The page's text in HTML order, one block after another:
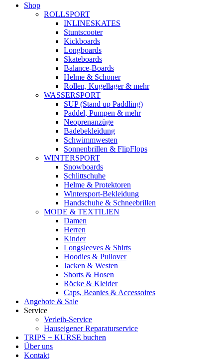
Shop
ROLLSPORT
INLINESKATES
Stuntscooter
Kickboards
Longboards
Skateboards
Balance-Boards
Helme & Schoner
Rollen, Kugellager & mehr
WASSERSPORT
SUP (Stand up Paddling)
Paddel, Pumpen & mehr
Neoprenanzüge
Badebekleidung
Schwimmwesten
Sonnenbrillen & FlipFlops
WINTERSPORT
Snowboards
Schlittschuhe
Helme & Protektoren
Wintersport-Bekleidung
Handschuhe & Schneebrillen
MODE & TEXTILIEN
Damen
Herren
Kinder
Longsleeves & Shirts
Hoodies & Pullover
Jacken & Westen
Shorts & Hosen
Röcke & Kleider
Caps, Beanies & Accessoires
Angebote & Sale
Service
Verleih-Service
Hauseigener Reparaturservice
TRIPS + KURSE buchen
Über uns
Kontakt